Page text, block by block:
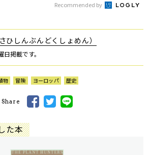
Recommended by
ひしんぶんどくしょめん）
掲載です。
物 冒険 ヨーロッパ 歴史
Share
た本